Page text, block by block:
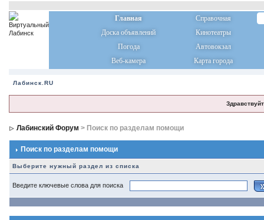
Главная
Справочная
Доска объявлений
Кинотеатры
Погода
Автовокзал
Веб-камера
Карта города
Лабинск.RU
Лабинский Форум > Поиск по разделам помощи
Поиск по разделам помощи
Выберите нужный раздел из списка
Введите ключевые слова для поиска